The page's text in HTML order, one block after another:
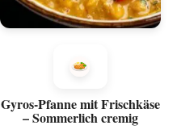
Gyros-Pfanne mit Frischkäse
– Sommerlich cremig